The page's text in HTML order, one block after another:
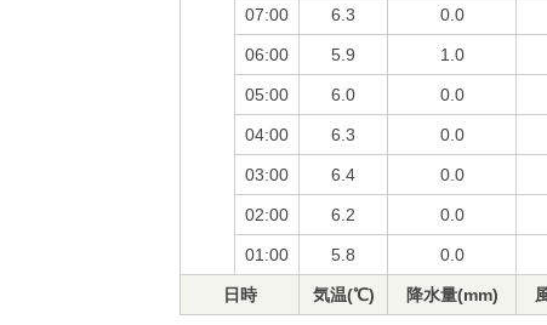
07:00 6.3 0.0
06:00 5.9 1.0
05:00 6.0 0.0
04:00 6.3 0.0
03:00 6.4 0.0
02:00 6.2 0.0
01:00 5.8 0.0
日時 気温(℃) 降水量(mm)